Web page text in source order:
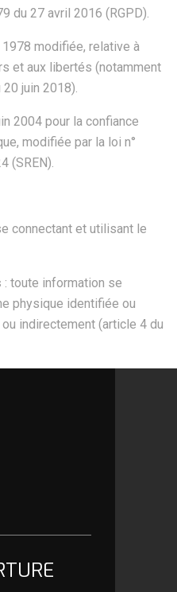
du 27 avril 2016 (RGPD).
1978 modifiée, relative à
et aux libertés (notamment
juin 2018).
2004 pour la confiance
modifiée par la loi n°
(SREN).
connectant et utilisant le
: toute information se
physique identifiée ou
indirectement (article 4 du